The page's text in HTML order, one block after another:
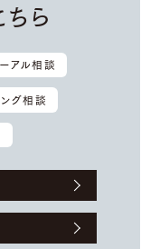
ら
ーアル相談
ング相談